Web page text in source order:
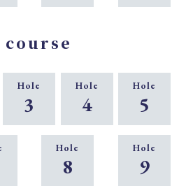
course
Hole
3
Hole
4
Hole
5
Hole
8
Hole
9